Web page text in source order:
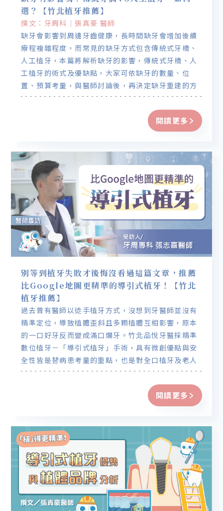
選？【竹北植牙推薦】
撰文：牙周科｜張真豪 醫師
缺牙會影響到周邊牙齒健康，長時間缺牙會增加後續
療程複雜程度，而常見的缺牙方式包含傳統式牙橋、
人工植牙，本篇將解析缺牙的影響，傳統式牙橋、人
工植牙的術式及優缺點，大家可依缺牙的數量、位
置、預算考量，與醫師討論後，再決定缺牙重建的方
式，不論哪一種治療方式，都要積極面對缺牙問題
閱讀更多
別等到植牙失敗才後悔沒看過這篇文章，推薦
比Google地圖更精準的導引式植牙！【竹北
植牙推薦】
過去曾有醫師以徒手植牙方式，沒想到牙醫師並沒有
精準定位，導致植體歪斜且多顆植體互相影響，原本
的一口好牙反而變成滿口爛牙。竹北品悅牙醫採精準
數位植牙－「導引式植牙」手術，具有微創優點與安
全性皆是替病患考量的重點，也是對全口植牙及老人
植牙最好的植牙手術。
閱讀更多